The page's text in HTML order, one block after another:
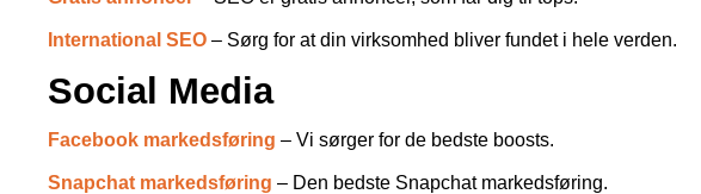
International SEO – Sørg for at din virksomhed bliver fundet i hele verden.
Social Media
Facebook markedsføring – Vi sørger for de bedste boosts.
Snapchat markedsføring – Den bedste Snapchat markedsføring.